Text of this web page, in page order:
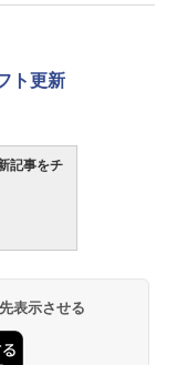
ト更新
記事をチ
表示させる